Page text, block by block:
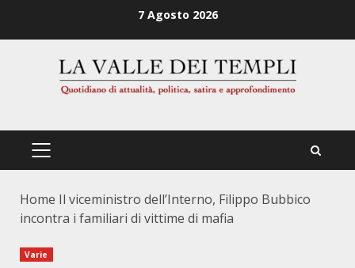
7 Agosto 2026
PRIMÄRES
Home Il viceministro dell’Interno, Filippo Bubbico
incontra i familiari di vittime di mafia
Varie